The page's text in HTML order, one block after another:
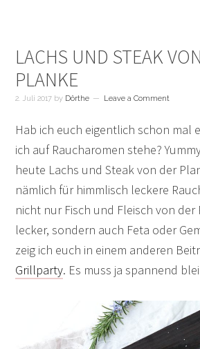
LACHS UND STEAK
PLANKE
2. Juli 2017 by Dörthe Leave a Comment
Hab ich euch eigentlich schon mal
ich auf Raucharomen stehe?
heute Lachs und Steak von der
nämlich für himmlisch leckere
nicht nur Fisch und Fleisch von
lecker, sondern auch Feta oder
zeig ich euch in einem anderen
Grillparty. Es muss ja spannend